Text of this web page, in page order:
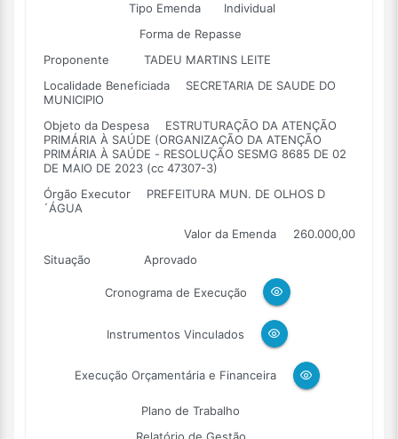
Tipo Emenda
Individual
Forma de Repasse
Proponente
TADEU MARTINS LEITE
Localidade Beneficiada
SECRETARIA DE SAUDE DO
MUNICIPIO
Objeto da Despesa
ESTRUTURAÇÃO DA ATENÇÃO
PRIMÁRIA À SAÚDE (ORGANIZAÇÃO DA ATENÇÃO
PRIMÁRIA À SAÚDE - RESOLUÇÃO SESMG 8685 DE 02
DE MAIO DE 2023 (cc 47307-3)
Órgão Executor
PREFEITURA MUN. DE OLHOS D
´ÁGUA
Valor da Emenda
260.000,00
Situação
Aprovado
Cronograma de Execução
Instrumentos Vinculados
Execução Orçamentária e Financeira
Plano de Trabalho
Relatório de Gestão